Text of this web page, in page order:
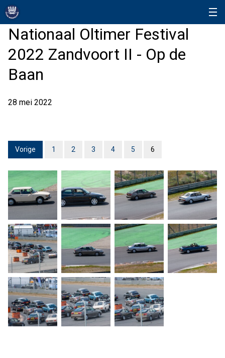
Nationaal Oltimer Festival
2022 Zandvoort II - Op de
Baan
28 mei 2022
Vorige 1 2 3 4 5 6